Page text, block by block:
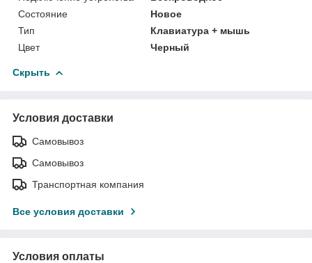
Состояние
Новое
Тип
Клавиатура + мышь
Цвет
Черный
Скрыть
Условия доставки
Самовывоз
Самовывоз
Транспортная компания
Все условия доставки
Условия оплаты